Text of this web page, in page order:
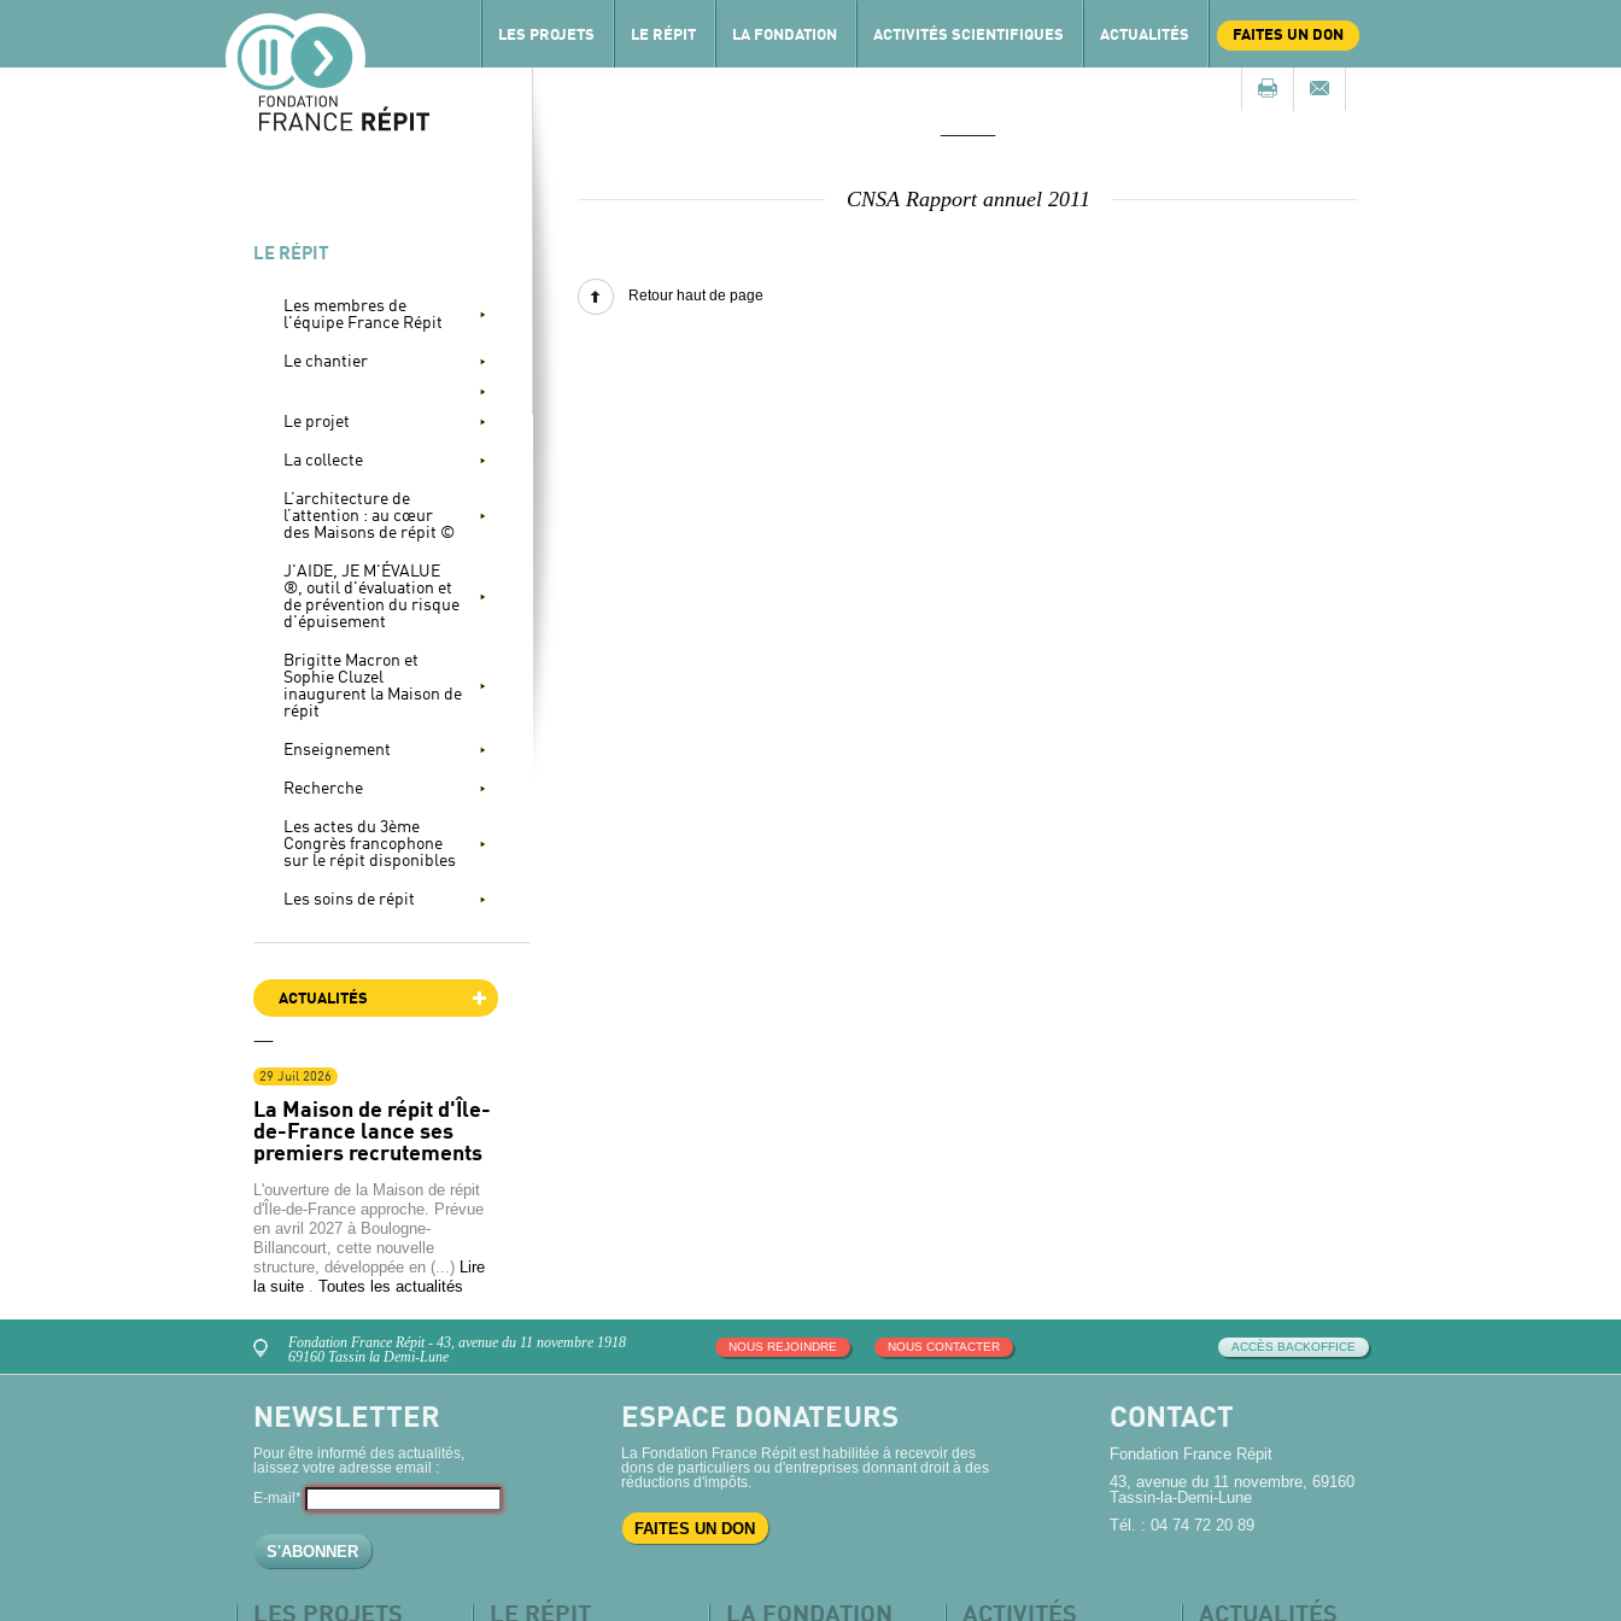
LES PROJETS LE RÉPIT LA FONDATION ACTIVITÉS SCIENTIFIQUES ACTUALITÉS FAITES UN DON
LE RÉPIT
Les membres de
l'équipe France Répit
Le chantier
Le projet
La collecte
L’architecture de
l’attention : au cœur
des Maisons de répit ©
J'AIDE, JE M'ÉVALUE
®, outil d'évaluation et
de prévention du risque
d'épuisement
Brigitte Macron et
Sophie Cluzel
inaugurent la Maison de
répit
Enseignement
Recherche
Les actes du 3ème
Congrès francophone
sur le répit disponibles
Les soins de répit
ACTUALITÉS
29 Juil 2026
La Maison de répit d'Île-
de-France lance ses
premiers recrutements
L'ouverture de la Maison de répit
d'Île-de-France approche. Prévue
en avril 2027 à Boulogne-
Billancourt, cette nouvelle
structure, développée en (...) Lire
la suite. Toutes les actualités
CNSA Rapport annuel 2011
Retour haut de page
Fondation France Répit - 43, avenue du 11 novembre 1918
69160 Tassin la Demi-Lune
NOUS CONTACTER
NOUS REJOINDRE ACCÈS BACKOFFICE
NEWSLETTER
Pour être informé des actualités,
laissez votre adresse email :
E-mail*
ESPACE DONATEURS
La Fondation France Répit est habilitée à recevoir des
dons de particuliers ou d'entreprises donnant droit à des
réductions d'impôts.
FAITES UN DON
CONTACT
Fondation France Répit
43, avenue du 11 novembre, 69160
Tassin-la-Demi-Lune
Tél. : 04 74 72 20 89
LES PROJETS LE RÉPIT LA FONDATION ACTIVITÉS ACTUALITÉS